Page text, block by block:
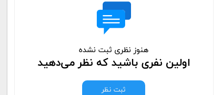
هنوز نظری ثبت نشده
اولین نفری باشید که نظر می‌دهید
ثبت نظر